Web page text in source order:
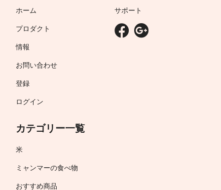
ホーム
プロダクト
情報
お問い合わせ
登録
ログイン
カテゴリー一覧
米
ミャンマーの食べ物
おすすめ商品
サポート